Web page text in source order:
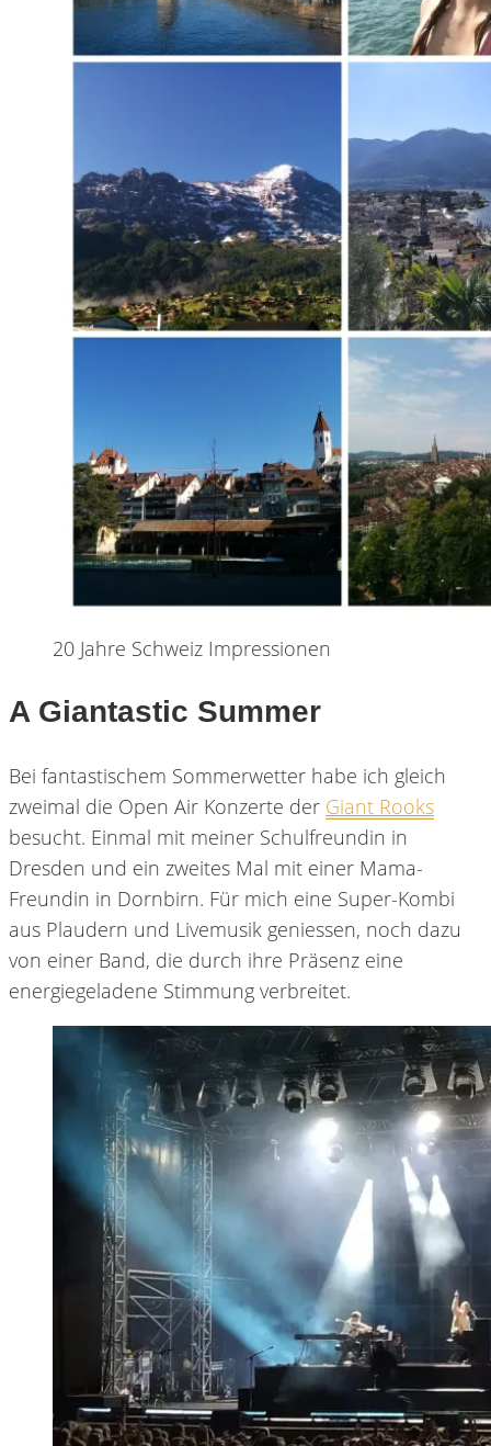
20 Jahre Schweiz Impressionen
A Giantastic Summer
Bei fantastischem Sommerwetter habe ich gleich
zweimal die Open Air Konzerte der Giant Rooks
besucht. Einmal mit meiner Schulfreundin in
Dresden und ein zweites Mal mit einer Mama-
Freundin in Dornbirn. Für mich eine Super-Kombi
aus Plaudern und Livemusik geniessen, noch dazu
von einer Band, die durch ihre Präsenz eine
energiegeladene Stimmung verbreitet.